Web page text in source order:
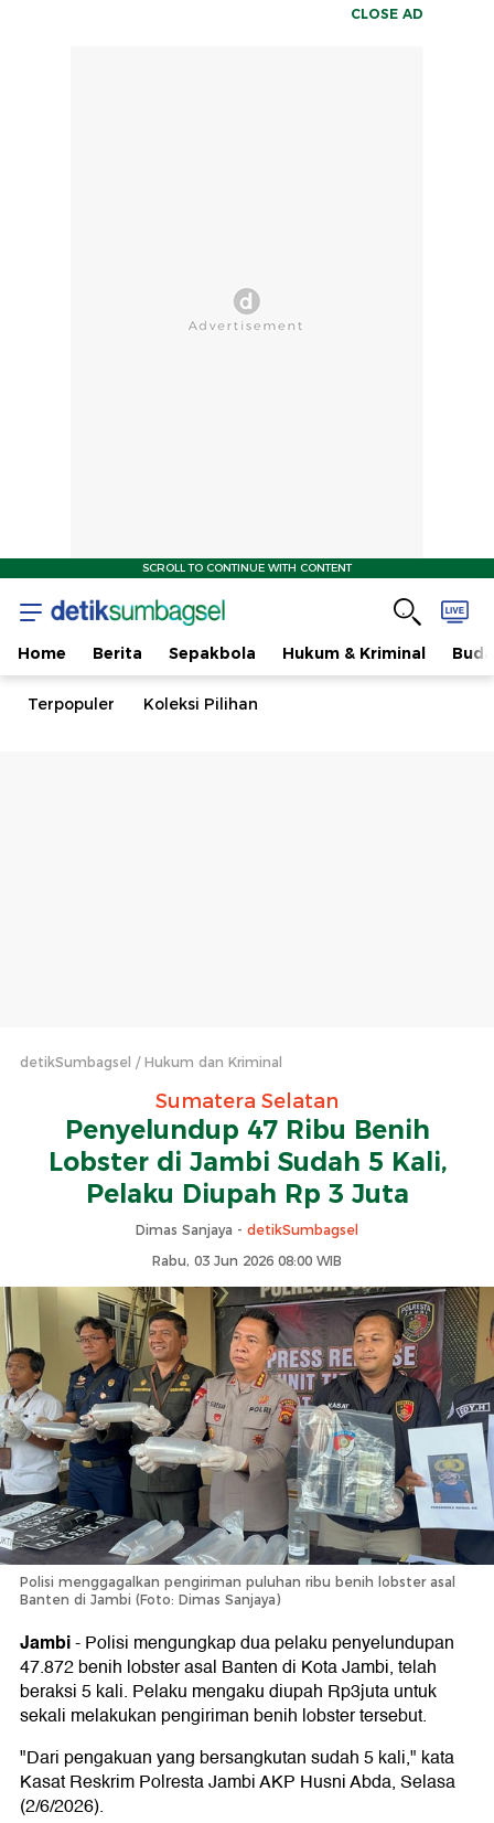
CLOSE AD
SCROLL TO CONTINUE WITH CONTENT
Home Berita Sepakbola Hukum & Kriminal
Terpopuler Koleksi Pilihan
detikSumbagsel Hukum dan Kriminal
Sumatera Selatan
Penyelundup 47 Ribu Benih
Lobster di Jambi Sudah 5 Kali,
Pelaku Diupah Rp 3 Juta
Dimas Sanjaya - detikSumbagsel
Rabu, 03 Jun 2026 08:00 WIB
Polisi menggagalkan pengiriman puluhan ribu benih lobster asal
Banten di Jambi (Foto: Dimas Sanjaya)
Jambi-Polisi mengungkap dua pelaku penyelundupan
47.872 benih lobster asal Banten di Kota Jambi, telah
beraksi 5 kali. Pelaku mengaku diupah Rp3juta untuk
sekali melakukan pengiriman benih lobster tersebut.
"Dari pengakuan yang bersangkutan sudah 5 kali," kata
Kasat Reskrim Polresta Jambi AKP Husni Abda, Selasa
(2/6/2026).